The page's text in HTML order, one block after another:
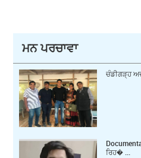
ਮਨ ਪਰਚਾਵਾ
ਚੰਡੀਗੜ੍ਹ
ਰਿਹ� ...